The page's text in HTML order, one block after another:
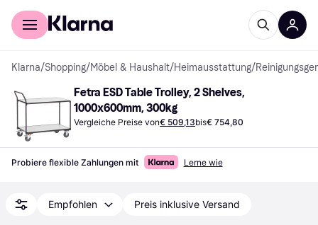
Für Shopper
Klarna/Shopping/Möbel & Haushalt/Heimausstattung/
Fetra ESD Table Trolley, 2 Shelves,
1000x600mm, 300kg
Vergleiche Preise von€ 509,13bis€ 754,80
Probiere flexible Zahlungen mit Lerne wie
Empfohlen Preis inklusive Versand